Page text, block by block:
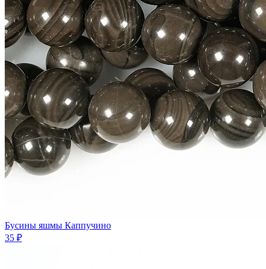
Бусины яшмы Каппучино
35 ₽